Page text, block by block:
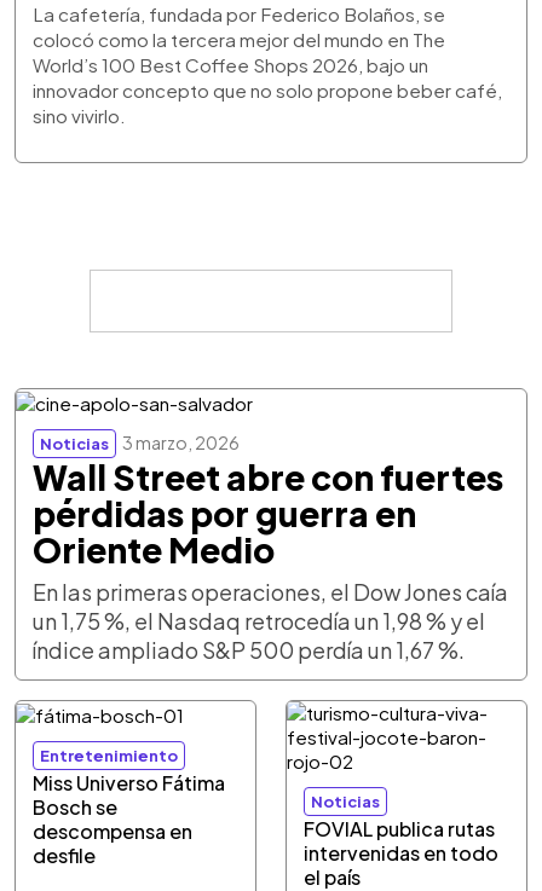
La cafetería, fundada por Federico Bolaños, se
colocó como la tercera mejor del mundo en The
World’s 100 Best Coffee Shops 2026, bajo un
innovador concepto que no solo propone beber café,
sino vivirlo.
Noticias 3 marzo, 2026
Wall Street abre con fuertes
pérdidas por guerra en
Oriente Medio
En las primeras operaciones, el Dow Jones caía
un 1,75 %, el Nasdaq retrocedía un 1,98 % y el
índice ampliado S&P 500 perdía un 1,67 %.
Entretenimiento
Miss Universo Fátima
Bosch se
descompensa en
desfile
Noticias
FOVIAL publica rutas
intervenidas en todo
el país